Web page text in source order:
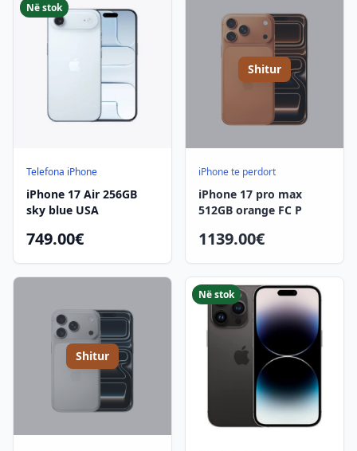
Telefona iPhone
iPhone 17 Air 256GB
sky blue USA
749.00€
Në stok
Shitur
iPhone te perdort
iPhone 17 pro max
512GB orange FC P
1139.00€
Shitur
Në stok